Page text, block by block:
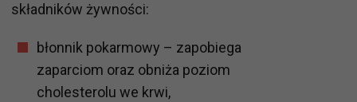
składników żywności:
błonnik pokarmowy – zapobiega
zaparciom oraz obniża poziom
cholesterolu we krwi,